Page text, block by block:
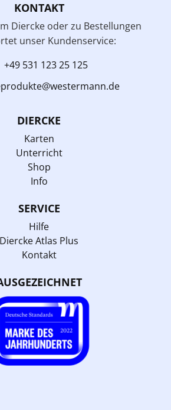
KONTAKT
Diercke oder zu Bestellungen
unser Kundenservice:
+49 531 123 25 125
DIERCKE
Karten
Unterricht
Shop
Info
SERVICE
Hilfe
Diercke Atlas Plus
Kontakt